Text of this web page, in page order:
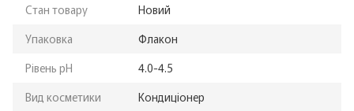
Стан товару
Новий
Упаковка
Флакон
Рівень pH
4.0-4.5
Вид косметики
Кондиціонер